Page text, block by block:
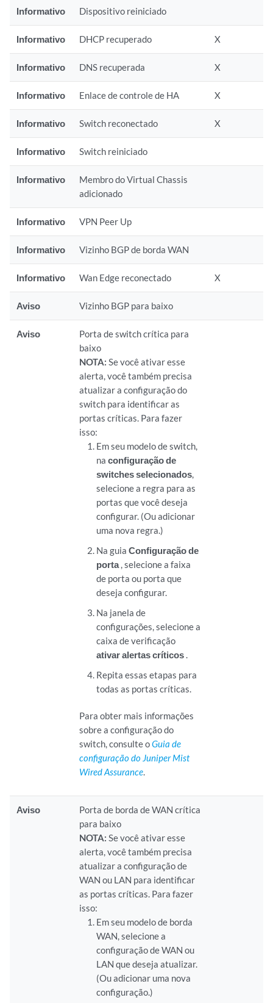
Informativo Dispositivo reiniciado
Informativo DHCP recuperado X
Informativo DNS recuperada X
Informativo Enlace de controle de HA X
Informativo Switch reconectado X
Informativo Switch reiniciado
Informativo
Membro do Virtual Chassis
adicionado
Informativo VPN Peer Up
Informativo Vizinho BGP de borda WAN
Informativo Wan Edge reconectado X
Aviso Vizinho BGP para baixo
Aviso
Porta de switch crítica para
baixo
NOTA: Se você ativar esse
alerta, você também precisa
atualizar a configuração do
switch para identificar as
portas críticas. Para fazer
isso:
Em seu modelo de switch,
na configuração de
switches selecionados,
selecione a regra para as
portas que você deseja
configurar. (Ou adicionar
uma nova regra.)
Na guia Configuração de
porta, selecione a faixa
de porta ou porta que
deseja configurar.
Na janela de
configurações, selecione a
caixa de verificação
ativar alertas críticos.
Repita essas etapas para
todas as portas críticas.
Para obter mais informações
sobre a configuração do
switch, consulte oGuia de
configuração do Juniper Mist
Wired Assurance.
Aviso
Porta de borda de WAN crítica
para baixo
NOTA: Se você ativar esse
alerta, você também precisa
atualizar a configuração de
WAN ou LAN para identificar
as portas críticas. Para fazer
isso:
Em seu modelo de borda
WAN, selecione a
configuração de WAN ou
LAN que deseja atualizar.
(Ou adicionar uma nova
configuração.)